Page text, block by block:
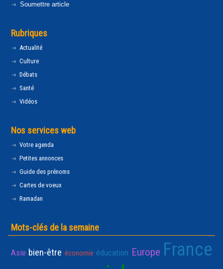
Soumettre article
Rubriques
Actualité
Culture
Débats
Santé
Vidéos
Nos services web
Votre agenda
Petites annonces
Guide des prénoms
Cartes de voeux
Ramadan
Mots-clés de la semaine
Asie bien-être économie éducation Europe France